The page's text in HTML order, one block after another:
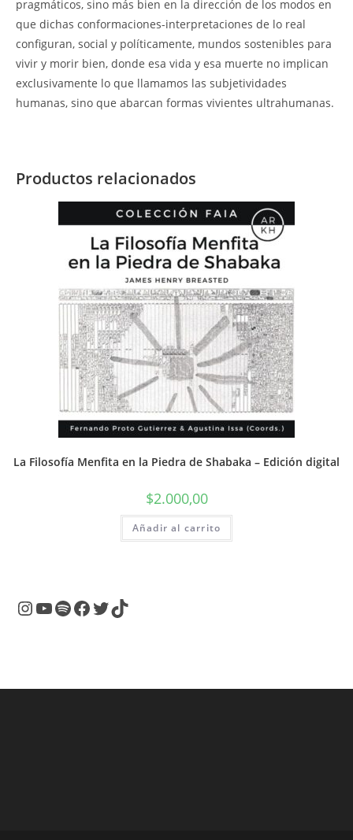
pragmáticos, sino más bien en la dirección de los modos en
que dichas conformaciones-interpretaciones de lo real
configuran, social y políticamente, mundos sostenibles para
vivir y morir bien, donde esa vida y esa muerte no implican
exclusivamente lo que llamamos las subjetividades
humanas, sino que abarcan formas vivientes ultrahumanas.
Productos relacionados
La Filosofía Menfita en la Piedra de Shabaka – Edición digital
$2.000,00
Añadir al carrito
Instagram
YouTube
SpotifyFacebook
Twitter
TikTok